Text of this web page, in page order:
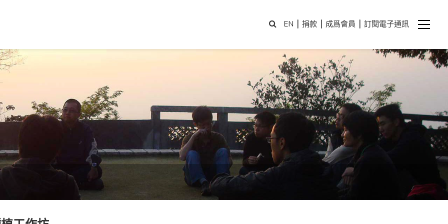
EN | 捐款 | 成爲會員 | 訂閱電子通訊